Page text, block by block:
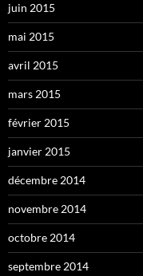
juin 2015
mai 2015
avril 2015
mars 2015
février 2015
janvier 2015
décembre 2014
novembre 2014
octobre 2014
septembre 2014